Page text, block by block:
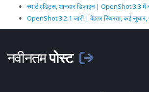
स्मार्ट एडिट्स, शानदार डिज़ाइन | OpenShot 3.3 में
OpenShot 3.2.1 जारी | बेहतर स्थिरता, कई
नवीनतमपोस्ट